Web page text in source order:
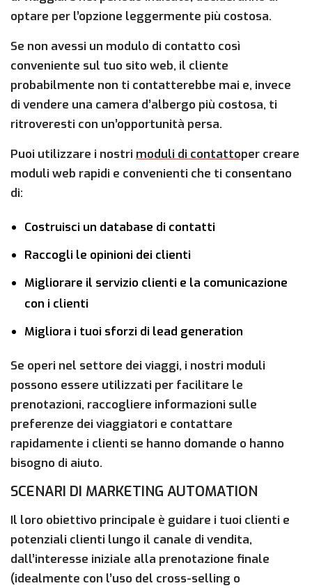
optare per l’opzione leggermente più costosa.
Se non avessi un modulo di contatto così
conveniente sul tuo sito web, il cliente
probabilmente non ti contatterebbe mai e, invece
di vendere una camera d’albergo più costosa, ti
ritroveresti con un’opportunità persa.
Puoi utilizzare i nostri moduli di contattoper creare
moduli web rapidi e convenienti che ti consentano
di:
Costruisci un database di contatti
Raccogli le opinioni dei clienti
Migliorare il servizio clienti e la comunicazione
con i clienti
Migliora i tuoi sforzi di lead generation
Se operi nel settore dei viaggi, i nostri moduli
possono essere utilizzati per facilitare le
prenotazioni, raccogliere informazioni sulle
preferenze dei viaggiatori e contattare
rapidamente i clienti se hanno domande o hanno
bisogno di aiuto.
SCENARI DI MARKETING AUTOMATION
Il loro obiettivo principale è guidare i tuoi clienti e
potenziali clienti lungo il canale di vendita,
dall’interesse iniziale alla prenotazione finale
(idealmente con l’uso del cross-selling o